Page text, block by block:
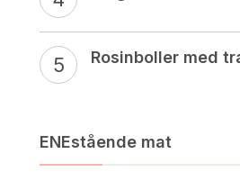
Rosinboller med
ENEstående mat